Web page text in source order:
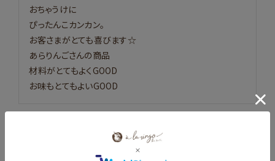
おちゃうけに
ぴったんこカンカン。
お客さまがとても喜びます☆
あらりんごさんの商品
材料がとてもよくGOOD
お味もとてもよいGOOD